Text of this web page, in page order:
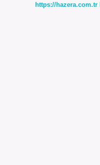
https://hazera.com.tr